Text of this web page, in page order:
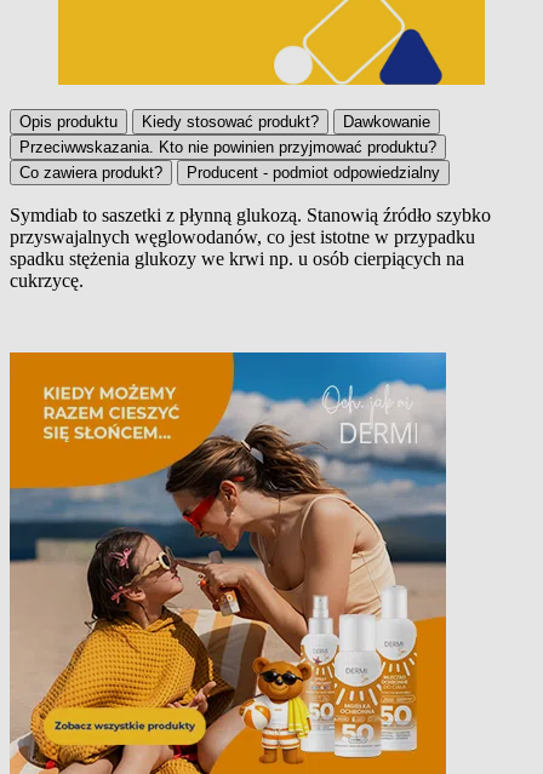
Opis produktu Kiedy stosować produkt?
Dawkowanie
Przeciwwskazania. Kto nie powinien przyjmować produktu?
Co zawiera produkt?
Producent - podmiot odpowiedzialny
Opis produktu
Symdiab to saszetki z płynną glukozą. Stanowią źródło szybko
przyswajalnych węglowodanów, co jest istotne w przypadku
spadku stężenia glukozy we krwi np. u osób cierpiących na
cukrzycę.